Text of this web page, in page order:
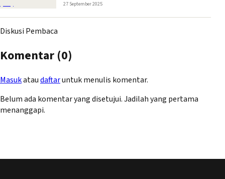
27 September 2025
Diskusi Pembaca
Komentar (0)
Masukataudaftaruntuk menulis komentar.
Belum ada komentar yang disetujui. Jadilah yang pertama
menanggapi.